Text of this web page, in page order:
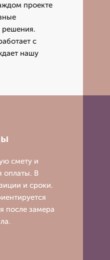
проекте
с
нашу
смету и
оплаты. В
и сроки.
после замера